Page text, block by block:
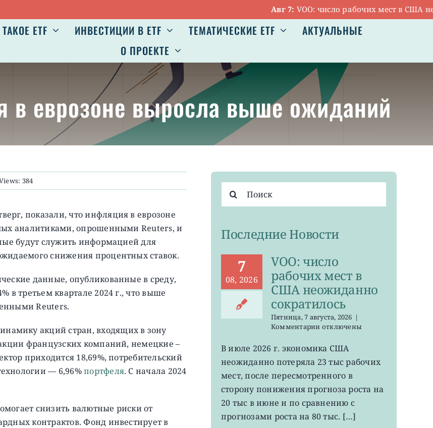
Авг 7:VOO: число рабочих мест в США
ETF ИНВЕСТИЦИИ В ETF ТЕМАТИЧЕСКИЕ ETF
АКТУАЛЬНЫЕ
О ПРОЕКТЕ
в еврозоне выросла выше ожиданий
384
показали, что инфляция в еврозоне
аналитиками, опрошенными Reuters, и
будут служить информацией для
снижения процентных ставок.
данные, опубликованные в среду,
в третьем квартале 2024 г., что выше
Reuters.
акций стран, входящих в зону
французских компаний, немецкие –
приходится 18,69%, потребительский
— 6,96%портфеля. C начала 2024
снизить валютные риски от
контрактов. Фонд инвестирует в
поиска:
Последние Новости
7
08, 2026
VOO: число
рабочих мест в
США неожиданно
сократилось
Пятница, 7 августа, 2026 |
Комментариик
VOO:
рабочих
мест
США
неожиданно
сократилось
отключены
В июле 2026 г. экономика США
неожиданно потеряла 23 тыс рабочих
мест, после пересмотренного в
сторону понижения прогноза роста на
20 тыс в июне и по сравнению с
прогнозами роста на 80 тыс. […]